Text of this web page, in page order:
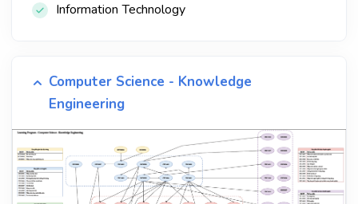
Information Technology
Computer Science - Knowledge
Engineering